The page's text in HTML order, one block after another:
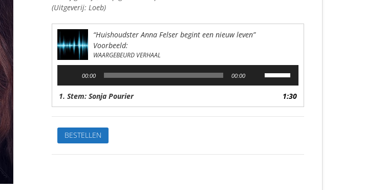
(Uitgeverij: Loeb)
“Huishoudster Anna Felser begint een nieuw leven”
Voorbeeld:
WAARGEBEURD VERHAAL
00:00 00:00
of
1. Stem: Sonja Pourier 1:30
HuishoudsterAnna
Felserbegint
een
BESTELLEN